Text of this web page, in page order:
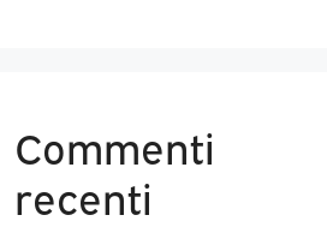
Commenti
recenti